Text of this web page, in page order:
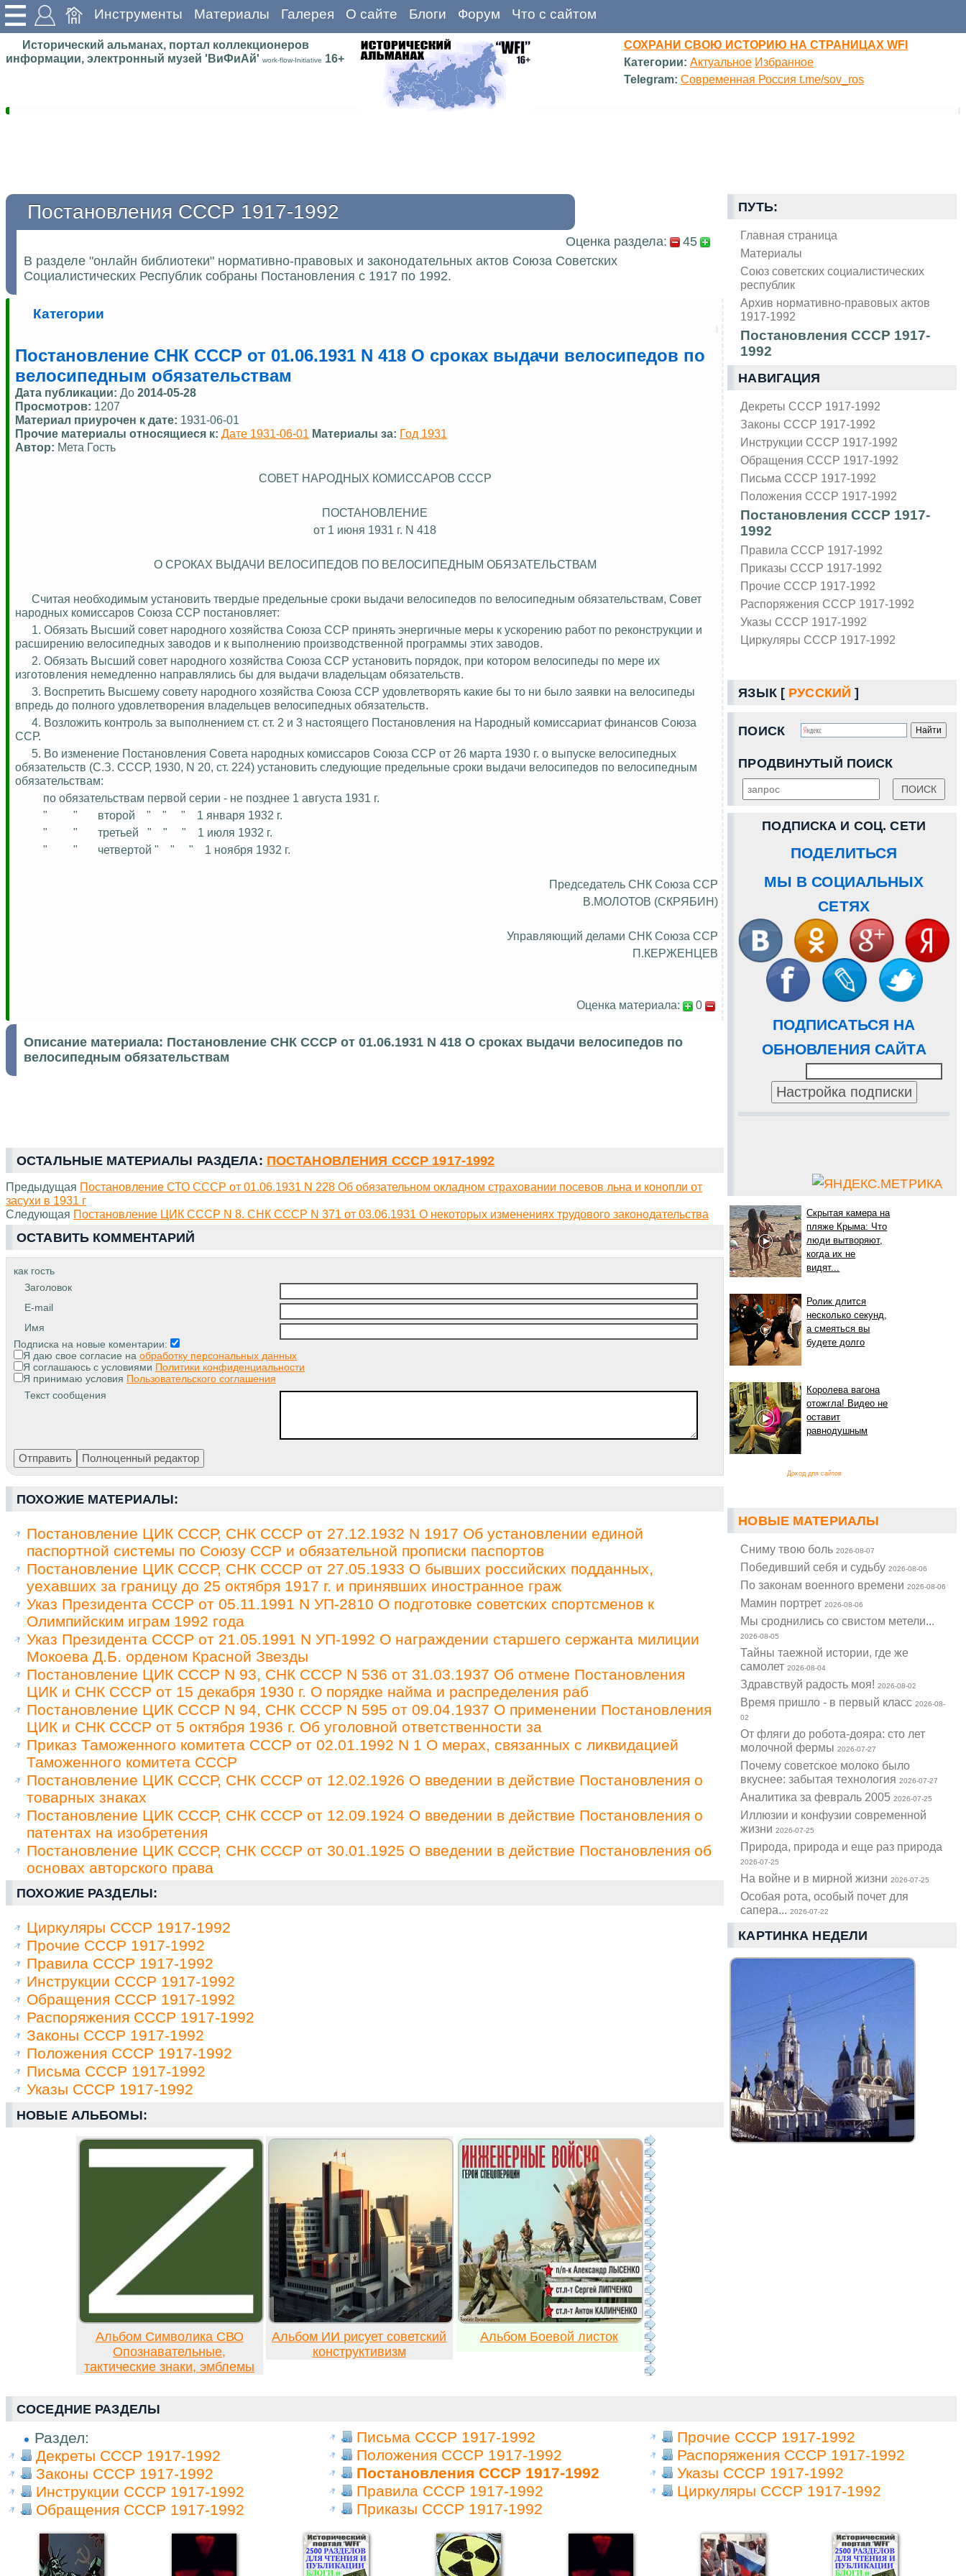
Инструменты Материалы Галерея О сайте Блоги Форум Что с сайтом
Исторический альманах, портал коллекционеров
информации, электронный музей 'ВиФиАй' work-flow-Initiative 16+
СОХРАНИ СВОЮ ИСТОРИЮ НА СТРАНИЦАХ WFI
Категории: Актуальное Избранное
Telegram: Современная Россия t.me/sov_ros
ПУТЬ:
Главная страница
Материалы
Союз советских социалистических
республик
Архив нормативно-правовых актов
1917-1992
Постановления СССР 1917-
1992
НАВИГАЦИЯ
Декреты СССР 1917-1992
Законы СССР 1917-1992
Инструкции СССР 1917-1992
Обращения СССР 1917-1992
Письма СССР 1917-1992
Положения СССР 1917-1992
Постановления СССР 1917-
1992
Правила СССР 1917-1992
Приказы СССР 1917-1992
Прочие СССР 1917-1992
Распоряжения СССР 1917-1992
Указы СССР 1917-1992
Циркуляры СССР 1917-1992
ЯЗЫК [ РУССКИЙ ]
ПОИСК
ПРОДВИНУТЫЙ ПОИСК
ПОДПИСКА И СОЦ. СЕТИ
ПОДЕЛИТЬСЯ
МЫ В СОЦИАЛЬНЫХ
СЕТЯХ
ПОДПИСАТЬСЯ НА
ОБНОВЛЕНИЯ САЙТА
Скрытая камера на
пляже Крыма: Что
люди вытворяют,
когда их не
видят...
Ролик длится
несколько секунд,
а смеяться вы
будете долго
Королева вагона
отожгла! Видео не
оставит
равнодушным
Доход для сайтов
НОВЫЕ МАТЕРИАЛЫ
Cниму твою боль2026-08-07
Победивший себя и судьбу2026-08-06
По законам военного времени2026-08-06
Мамин портрет2026-08-06
Мы сроднились со свистом метели...
2026-08-05
Тайны таежной истории, где же
самолет2026-08-04
Здравствуй радость моя!2026-08-02
Время пришло - в первый класс2026-08-
02
От фляги до робота-дояра: сто лет
молочной фермы2026-07-27
Почему советское молоко было
вкуснее: забытая технология2026-07-27
Аналитика за февраль 20052026-07-25
Иллюзии и конфузии современной
жизни2026-07-25
Природа, природа и еще раз природа
2026-07-25
На войне и в мирной жизни2026-07-25
Особая рота, особый почет для
сапера...2026-07-22
КАРТИНКА НЕДЕЛИ
Постановления СССР 1917-1992
Оценка раздела:
45
В разделе "онлайн библиотеки" нормативно-правовых и законодательных актов Союза Советских
Социалистических Республик собраны Постановления с 1917 по 1992.
Категории
Постановление СНК СССР от 01.06.1931 N 418 О сроках выдачи велосипедов по
велосипедным обязательствам
Дата публикации: До 2014-05-28
Просмотров: 1207
Материал приурочен к дате: 1931-06-01
Прочие материалы относящиеся к: Дате 1931-06-01 Материалы за: Год 1931
Автор: Мета Гость
СОВЕТ НАРОДНЫХ КОМИССАРОВ СССР
ПОСТАНОВЛЕНИЕ
от 1 июня 1931 г. N 418
О СРОКАХ ВЫДАЧИ ВЕЛОСИПЕДОВ ПО ВЕЛОСИПЕДНЫМ ОБЯЗАТЕЛЬСТВАМ
Считая необходимым установить твердые предельные сроки выдачи велосипедов по велосипедным обязательствам, Совет
народных комиссаров Союза ССР постановляет:
1. Обязать Высший совет народного хозяйства Союза ССР принять энергичные меры к ускорению работ по реконструкции и
расширению велосипедных заводов и к выполнению производственной программы этих заводов.
2. Обязать Высший совет народного хозяйства Союза ССР установить порядок, при котором велосипеды по мере их
изготовления немедленно направлялись бы для выдачи владельцам обязательств.
3. Воспретить Высшему совету народного хозяйства Союза ССР удовлетворять какие бы то ни было заявки на велосипеды
впредь до полного удовлетворения владельцев велосипедных обязательств.
4. Возложить контроль за выполнением ст. ст. 2 и 3 настоящего Постановления на Народный комиссариат финансов Союза
ССР.
5. Во изменение Постановления Совета народных комиссаров Союза ССР от 26 марта 1930 г. о выпуске велосипедных
обязательств (С.З. СССР, 1930, N 20, ст. 224) установить следующие предельные сроки выдачи велосипедов по велосипедным
обязательствам:
по обязательствам первой серии - не позднее 1 августа 1931 г.
"
" второй " " "
1 января 1932 г.
"
" третьей " " "
1 июля 1932 г.
"
" четвертой " " " 1 ноября 1932 г.
Председатель СНК Союза ССР
В.МОЛОТОВ (СКРЯБИН)
Управляющий делами СНК Союза ССР
П.КЕРЖЕНЦЕВ
Оценка материала: 0
Описание материала: Постановление СНК СССР от 01.06.1931 N 418 О сроках выдачи велосипедов по
велосипедным обязательствам
ОСТАЛЬНЫЕ МАТЕРИАЛЫ РАЗДЕЛА: ПОСТАНОВЛЕНИЯ СССР 1917-1992
Предыдущая Постановление СТО СССР от 01.06.1931 N 228 Об обязательном окладном страховании посевов льна и конопли от
засухи в 1931 г
Следующая Постановление ЦИК СССР N 8. СНК СССР N 371 от 03.06.1931 О некоторых изменениях трудового законодательства
ОСТАВИТЬ КОММЕНТАРИЙ
как гость
Заголовок
E-mail
Имя
Подписка на новые коментарии:
Я даю свое согласие на обработку персональных данных
Я соглашаюсь с условиями Политики конфиденциальности
Я принимаю условия Пользовательского соглашения
Текст сообщения
ПОХОЖИЕ МАТЕРИАЛЫ:
Постановление ЦИК СССР, СНК СССР от 27.12.1932 N 1917 Об установлении единой
паспортной системы по Союзу ССР и обязательной прописки паспортов
Постановление ЦИК СССР, СНК СССР от 27.05.1933 О бывших российских подданных,
уехавших за границу до 25 октября 1917 г. и принявших иностранное граж
Указ Президента СССР от 05.11.1991 N УП-2810 О подготовке советских спортсменов к
Олимпийским играм 1992 года
Указ Президента СССР от 21.05.1991 N УП-1992 О награждении старшего сержанта милиции
Мокоева Д.Б. орденом Красной Звезды
Постановление ЦИК СССР N 93, СНК СССР N 536 от 31.03.1937 Об отмене Постановления
ЦИК и СНК СССР от 15 декабря 1930 г. О порядке найма и распределения раб
Постановление ЦИК СССР N 94, СНК СССР N 595 от 09.04.1937 О применении Постановления
ЦИК и СНК СССР от 5 октября 1936 г. Об уголовной ответственности за
Приказ Таможенного комитета СССР от 02.01.1992 N 1 О мерах, связанных с ликвидацией
Таможенного комитета СССР
Постановление ЦИК СССР, СНК СССР от 12.02.1926 О введении в действие Постановления о
товарных знаках
Постановление ЦИК СССР, СНК СССР от 12.09.1924 О введении в действие Постановления о
патентах на изобретения
Постановление ЦИК СССР, СНК СССР от 30.01.1925 О введении в действие Постановления об
основах авторского права
ПОХОЖИЕ РАЗДЕЛЫ:
Циркуляры СССР 1917-1992
Прочие СССР 1917-1992
Правила СССР 1917-1992
Инструкции СССР 1917-1992
Обращения СССР 1917-1992
Распоряжения СССР 1917-1992
Законы СССР 1917-1992
Положения СССР 1917-1992
Письма СССР 1917-1992
Указы СССР 1917-1992
НОВЫЕ АЛЬБОМЫ:
Альбом Символика СВО
Опознавательные,
тактические знаки, эмблемы
Альбом ИИ рисует советский
конструктивизм
Альбом Боевой листок
СОСЕДНИЕ РАЗДЕЛЫ
Раздел:
Декреты СССР 1917-1992
Законы СССР 1917-1992
Инструкции СССР 1917-1992
Обращения СССР 1917-1992
Письма СССР 1917-1992
Положения СССР 1917-1992
Постановления СССР 1917-1992
Правила СССР 1917-1992
Приказы СССР 1917-1992
Прочие СССР 1917-1992
Распоряжения СССР 1917-1992
Указы СССР 1917-1992
Циркуляры СССР 1917-1992